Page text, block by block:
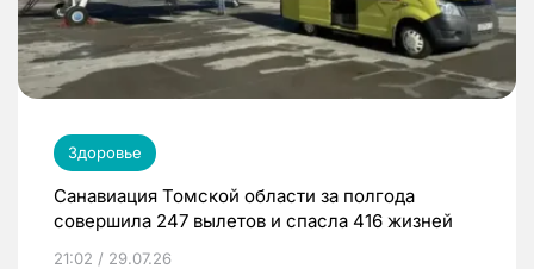
Здоровье
Санавиация Томской области за полгода
совершила 247 вылетов и спасла 416 жизней
21:02 / 29.07.26